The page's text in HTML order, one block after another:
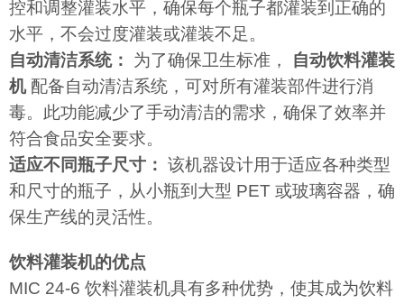
控和调整灌装水平，确保每个瓶子都灌装到正确的
水平，不会过度灌装或灌装不足。
自动清洁系统： 为了确保卫生标准， 自动饮料灌装
机配备自动清洁系统，可对所有灌装部件进行消
毒。此功能减少了手动清洁的需求，确保了效率并
符合食品安全要求。
适应不同瓶子尺寸： 该机器设计用于适应各种类型
和尺寸的瓶子，从小瓶到大型 PET 或玻璃容器，确
保生产线的灵活性。
饮料灌装机的优点
MIC 24-6 饮料灌装机具有多种优势，使其成为饮料